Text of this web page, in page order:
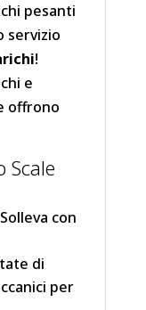
pesanti
servizio
!
e
offrono
Scale
con
di
per